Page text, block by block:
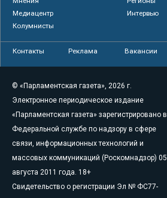
Медиацентр
Интервью
Колумнисты
Контакты Реклама Вакансии
© «Парламентская газета», 2026 г.
Электронное периодическое издание
«Парламентская газета» зарегистрировано в
Федеральной службе по надзору в сфере
связи, информационных технологий и
массовых коммуникаций (Роскомнадзор) 05
августа 2011 года. 18+
Свидетельство о регистрации Эл № ФС77-